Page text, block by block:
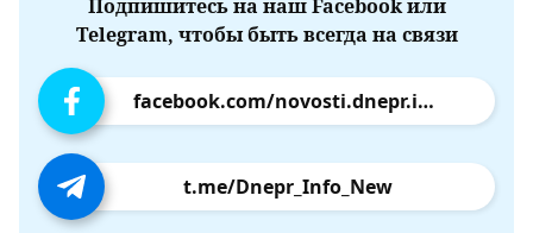
Подпишитесь на наш Facebook или
Telegram, чтобы быть всегда на связи
facebook.com/novosti.dnepr.info
t.me/Dnepr_Info_New